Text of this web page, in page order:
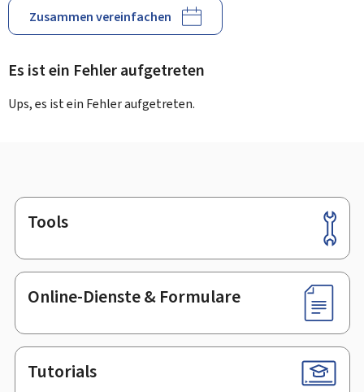
Zusammen vereinfachen
Es ist ein Fehler aufgetreten
Ups, es ist ein Fehler aufgetreten.
Footer
Tools
Online-Dienste & Formulare
Tutorials